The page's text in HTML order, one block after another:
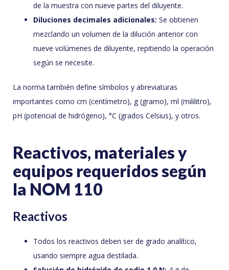
de la muestra con nueve partes del diluyente.
Diluciones decimales adicionales: Se obtienen
mezclando un volumen de la dilución anterior con
nueve volúmenes de diluyente, repitiendo la operación
según se necesite.
La norma también define símbolos y abreviaturas
importantes como cm (centímetro), g (gramo), ml (mililitro),
pH (potencial de hidrógeno), °C (grados Celsius), y otros.
Reactivos, materiales y
equipos requeridos según
la NOM 110
Reactivos
Todos los reactivos deben ser de grado analítico,
usando siempre agua destilada.